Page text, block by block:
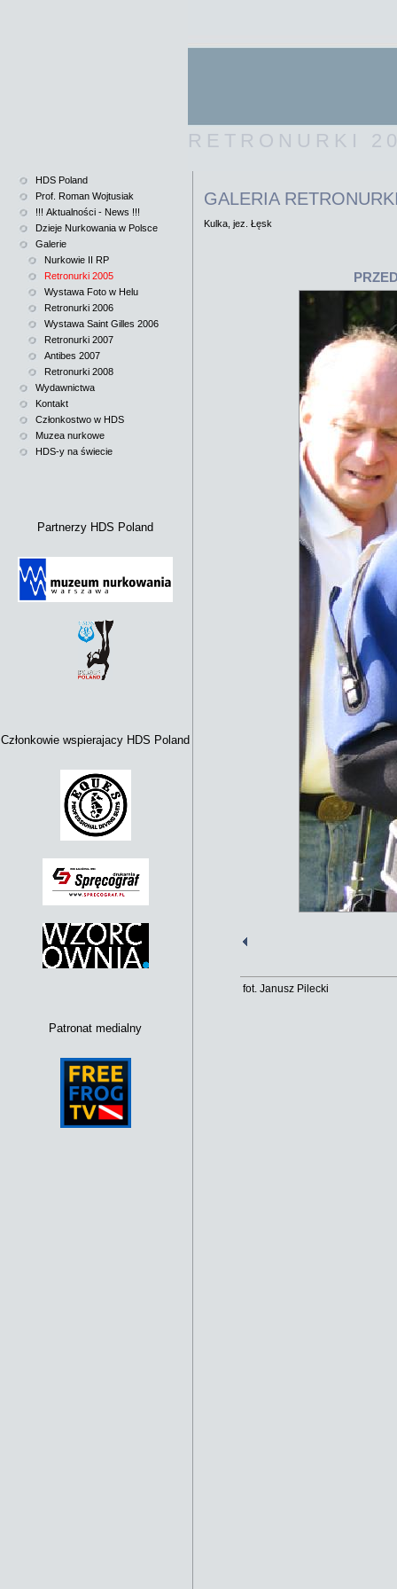
RETRONURKI
HDS Poland
Prof. Roman Wojtusiak
!!! Aktualności - News !!!
Dzieje Nurkowania w Polsce
Galerie
Nurkowie II RP
Retronurki 2005
Wystawa Foto w Helu
Retronurki 2006
Wystawa Saint Gilles 2006
Retronurki 2007
Antibes 2007
Retronurki 2008
Wydawnictwa
Kontakt
Członkostwo w HDS
Muzea nurkowe
HDS-y na świecie
Partnerzy HDS Poland
Członkowie wspierajacy HDS Poland
Patronat medialny
GALERIA
Kulka, jez. Łęsk
fot. Janusz Pilecki